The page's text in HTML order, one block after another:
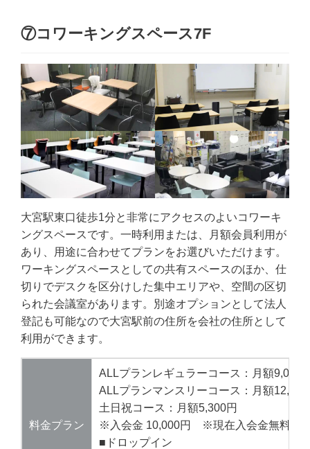
⑦コワーキングスペース7F
大宮駅東口徒歩1分と非常にアクセスのよいコワーキ
ングスペースです。一時利用または、月額会員利用が
あり、用途に合わせてプランをお選びいただけます。
ワーキングスペースとしての共有スペースのほか、仕
切りでデスクを区分けした集中エリアや、空間の区切
られた会議室があります。別途オプションとして法人
登記も可能なので大宮駅前の住所を会社の住所として
利用ができます。
料金プラン
ALLプランレギュラーコース：月額9,000
ALLプランマンスリーコース：月額12,000
土日祝コース：月額5,300円
※入会金 10,000円 ※現在入会金無料キ
■ドロップイン